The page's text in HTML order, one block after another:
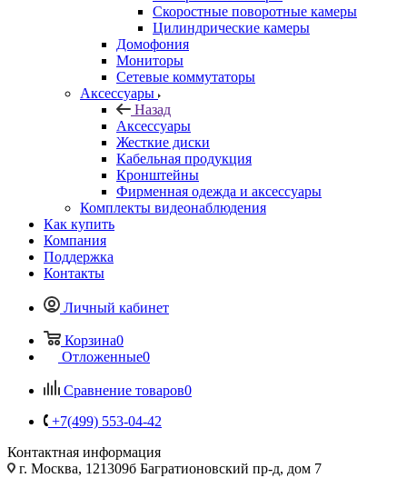
Скоростные поворотные камеры
Цилиндрические камеры
Домофония
Мониторы
Сетевые коммутаторы
Аксессуары
Назад
Аксессуары
Жесткие диски
Кабельная продукция
Кронштейны
Фирменная одежда и аксессуары
Комплекты видеонаблюдения
Как купить
Компания
Поддержка
Контакты
Личный кабинет
Корзина0
Отложенные0
Сравнение товаров0
+7(499) 553-04-42
Контактная информация
г. Москва, 121309б Багратионовский пр-д, дом 7